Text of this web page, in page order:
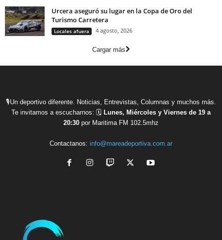
Urcera aseguró su lugar en la Copa de Oro del
Turismo Carretera
Locales afuera 4 agosto, 2026
Cargar más
🎙Un deportivo diferente. Noticias, Entrevistas, Columnas y muchos más.
Te invitamos a escucharnos: 🗓 Lunes, Miércoles y Viernes de 19 a
20:30 por Maritima FM 102.5mhz
Contactanos: info@mareadeportiva.com.ar